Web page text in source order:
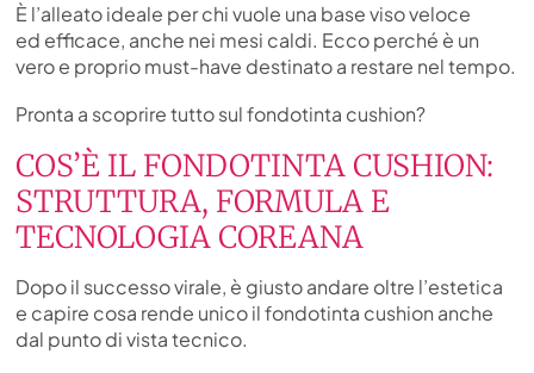
È l’alleato ideale per chi vuole una base viso veloce
ed efficace, anche nei mesi caldi. Ecco perché è un
vero e proprio must-have destinato a restare nel tempo.
Pronta a scoprire tutto sul fondotinta cushion?
COS’È IL FONDOTINTA CUSHION:
STRUTTURA, FORMULA E
TECNOLOGIA COREANA
Dopo il successo virale, è giusto andare oltre l’estetica
e capire cosa rende unico il fondotinta cushion anche
dal punto di vista tecnico.